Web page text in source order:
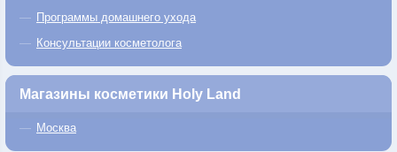
Программы домашнего ухода
Консультации косметолога
Магазины косметики Holy Land
Москва